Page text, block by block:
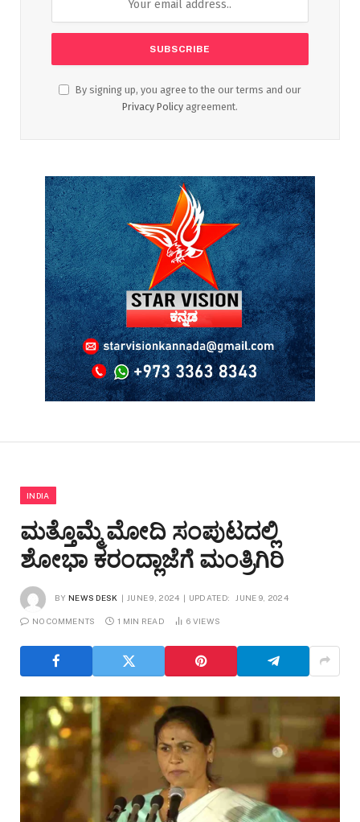
By signing up, you agree to the our terms and our
Privacy Policy agreement.
INDIA
ಮತ್ತೊಮ್ಮೆ ಮೋದಿ ಸಂಪುಟದಲ್ಲಿ
ಶೋಭಾ ಕರಂದ್ಲಾಜೆಗೆ ಮಂತ್ರಿಗಿರಿ
BY NEWS DESK JUNE 9, 2024 UPDATED: JUNE 9, 2024
NO COMMENTS 1 MIN READ 6 VIEWS